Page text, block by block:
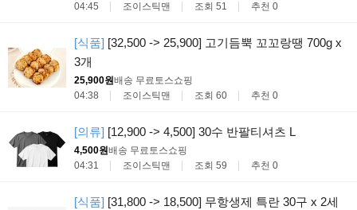
04:45
조이스틱맨 조회 51 추천 0
[식품] [32,500 -> 25,900] 고기듬뿍 꼬꼬랑땡 700g x
3개
25,900원배송 무료토스쇼핑
04:38
조이스틱맨 조회 60 추천 0
[의류] [12,900 -> 4,500] 30수 반팔티셔츠 L
4,500원배송 무료토스쇼핑
04:31
조이스틱맨 조회 59 추천 0
[식품] [31,800 -> 18,500] 무항생제 특란 30구 x 2세